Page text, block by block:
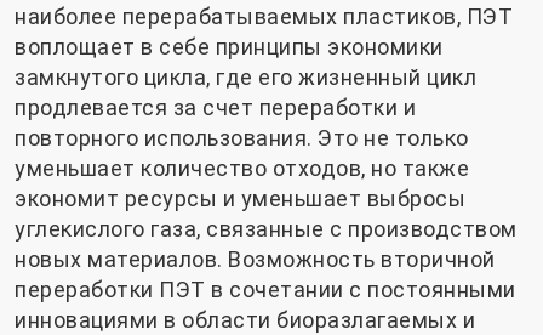
наиболее перерабатываемых пластиков, ПЭТ
воплощает в себе принципы экономики
замкнутого цикла, где его жизненный цикл
продлевается за счет переработки и
повторного использования. Это не только
уменьшает количество отходов, но также
экономит ресурсы и уменьшает выбросы
углекислого газа, связанные с производством
новых материалов. Возможность вторичной
переработки ПЭТ в сочетании с постоянными
инновациями в области биоразлагаемых и